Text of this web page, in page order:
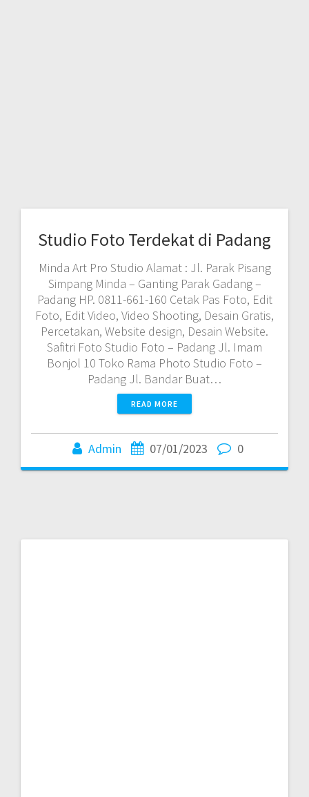
Studio Foto Terdekat di Padang
Minda Art Pro Studio Alamat : Jl. Parak Pisang
Simpang Minda – Ganting Parak Gadang –
Padang HP. 0811-661-160 Cetak Pas Foto, Edit
Foto, Edit Video, Video Shooting, Desain Gratis,
Percetakan, Website design, Desain Website.
Safitri Foto Studio Foto – Padang Jl. Imam
Bonjol 10 Toko Rama Photo Studio Foto –
Padang Jl. Bandar Buat…
READ MORE
Admin 07/01/2023 0